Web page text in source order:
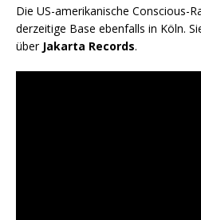
Die US-amerikanische Conscious-
derzeitige Base ebenfalls in Köln.
über Jakarta Records.